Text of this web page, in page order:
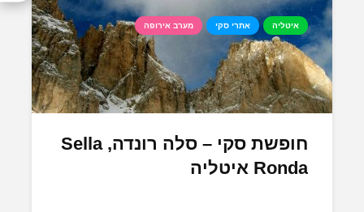
איטליה אתרי סקי מערב אירופה
חופשת סקי – סלה רונדה, Sella
Ronda איטליה